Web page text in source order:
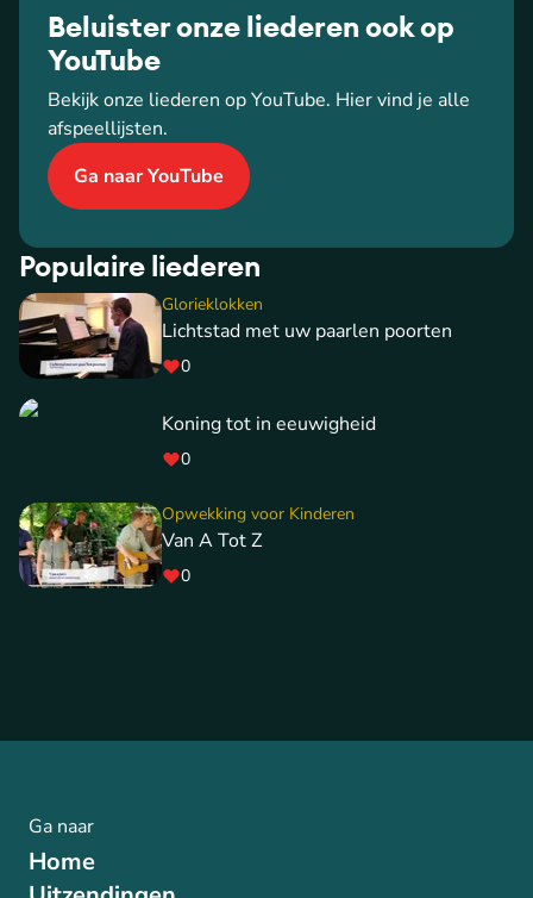
Beluister onze liederen ook op
YouTube
Bekijk onze liederen op YouTube. Hier vind je alle
afspeellijsten.
Ga naar YouTube
Populaire liederen
Glorieklokken
Lichtstad met uw paarlen poorten
0
Koning tot in eeuwigheid
0
Opwekking voor Kinderen
Van A Tot Z
0
Ga naar
Home